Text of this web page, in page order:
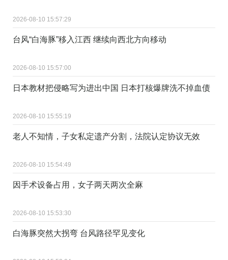
2026-08-10 15:57:29
台风“白海豚”移入江西 继续向西北方向移动
2026-08-10 15:57:00
日本教材把侵略写为进出中国 日本打核爆牌洗不掉血债
2026-08-10 15:55:19
老人不知情，子女私定遗产分割，法院认定协议无效
2026-08-10 15:54:49
因手术设备占用，女子两天两次全麻
2026-08-10 15:53:30
白海豚突然大拐弯 台风路径罕见变化